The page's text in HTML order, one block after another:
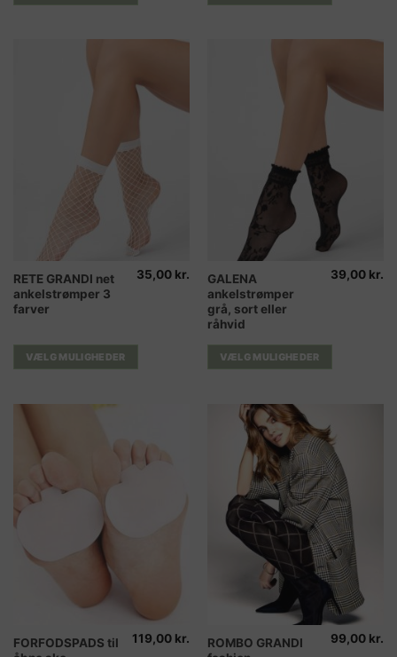
kan
kan
RETE GRANDI net
ankelstrømper 3
farver
35,00 kr.
VÆLG MULIGHEDER
Dette
vare
har
varianter.
Mulighederne
vælges
GALENA
ankelstrømper
grå, sort eller
råhvid
39,00 kr.
VÆLG MULIGHEDER
Dette
vare
har
flere
varianter.
Mulighederne
vælges
varesiden
FORFODSPADS til
119,00 kr.
Dette
ROMBO GRANDI
99,00 kr.
Dette